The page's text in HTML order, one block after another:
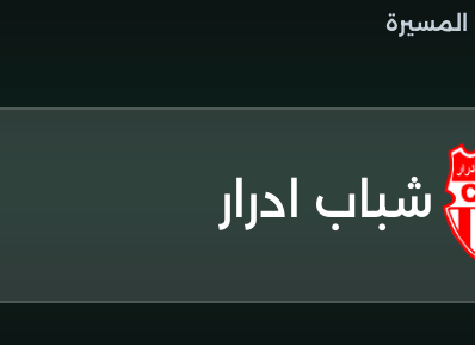
المسيرة
شباب ادرار